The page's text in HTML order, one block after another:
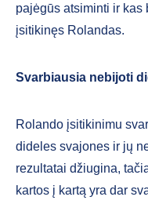
pajėgūs atsiminti ir kas
įsitikinęs Rolandas.
Svarbiausia nebijoti
Rolando įsitikinimu
dideles svajones ir jų
rezultatai džiugina,
kartos į kartą yra dar